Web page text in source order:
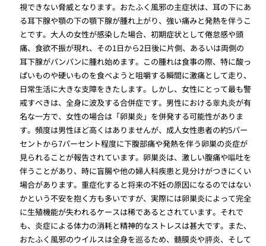
視できない脅威となります。おたふく風邪の主症状は、耳の下にあ
る耳下腺や顎の下の顎下腺が腫れ上がり、強い痛みと発熱を伴うこ
とです。大人の女性が感染した場合、初期症状として倦怠感や頭
痛、食欲不振が現れ、その1日から2日後に片側、あるいは両側の
耳下腺がパンパンに腫れ始めます。この腫れは食事の際、特に酸っ
ぱいものや硬いものを食べようと咀嚼する瞬間に激痛として走り、
日常生活に大きな支障をきたします。しかし、女性にとって最も警
戒すべきは、全身に波及する合併症です。男性における睾丸炎が有
名な一方で、女性の場合は「卵巣炎」を併発する可能性がありま
す。頻度は男性ほど高くはありませんが、成人女性患者の約5パー
セントから7パーセント程度に下腹部痛や発熱を伴う卵巣の炎症が
見られることが報告されています。卵巣炎は、激しい腹痛や嘔吐を
伴うことがあり、時に盲腸や他の婦人科疾患と見分けがつきにくい
場合があります。重症化すると将来の不妊の原因になるのではない
かという不安を抱く方も多いですが、実際には卵巣炎によって完全
に生殖機能が失われるケースは稀であるとされています。それで
も、炎症による体力の消耗と精神的なストレスは甚大です。また、
おたふく風邪のウイルスは全身を巡るため、髄膜炎や膵炎、そして